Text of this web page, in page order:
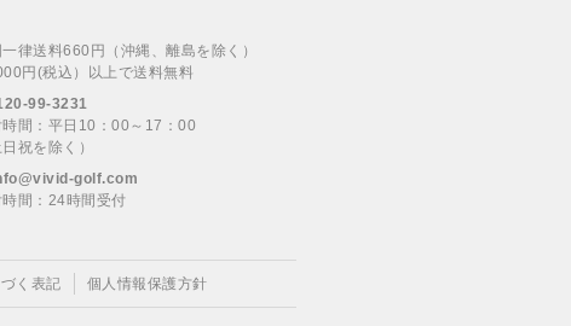
律送料660円（沖縄、離島を除く）
円(税込）以上で送料無料
99-3231
時間：平日10：00～17：00
日祝を除く）
golf.com
時間：24時間受付
く表記 個人情報保護方針